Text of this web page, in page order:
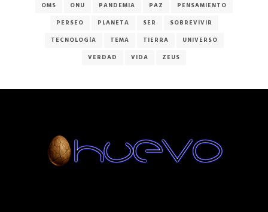
OMS
ONU PANDEMIA PAZ
PENSAMIENTO
PERSEO
PLANETA SER
SOBREVIVIR
TECNOLOGÍA
TEMA TIERRA
UNIVERSO
VERDAD
VIDA ZEUS